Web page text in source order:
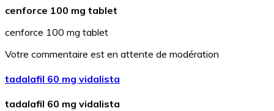
cenforce 100 mg tablet
cenforce 100 mg tablet
Votre commentaire est en attente de modération
tadalafil 60 mg vidalista
tadalafil 60 mg vidalista